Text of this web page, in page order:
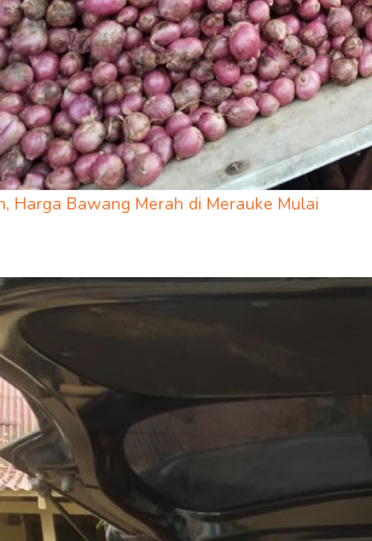
Harga Bawang Merah di Merauke Mulai